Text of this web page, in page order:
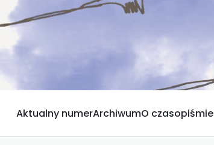
Aktualny numerArchiwumO czasopiśmie